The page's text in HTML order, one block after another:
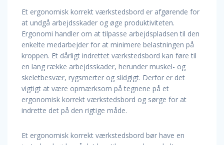
Et ergonomisk korrekt værkstedsbord er afgørende for
at undgå arbejdsskader og øge produktiviteten.
Ergonomi handler om at tilpasse arbejdspladsen til den
enkelte medarbejder for at minimere belastningen på
kroppen. Et dårligt indrettet værkstedsbord kan føre til
en lang række arbejdsskader, herunder muskel- og
skeletbesvær, rygsmerter og slidgigt. Derfor er det
vigtigt at være opmærksom på tegnene på et
ergonomisk korrekt værkstedsbord og sørge for at
indrette det på den rigtige måde.
Et ergonomisk korrekt værkstedsbord bør have en